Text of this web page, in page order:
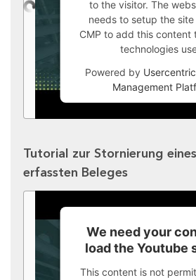
to the visitor. The
needs to setup the
CMP to add this content
technologies
Powered by
Management
Tutorial zur Stornierung
erfassten Beleges
We need your
load the Youtube
This content is not